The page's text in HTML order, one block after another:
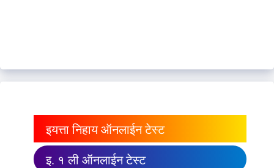
इयत्ता निहाय ऑनलाईन टेस्ट
इ. १ ली ऑनलाईन टेस्ट